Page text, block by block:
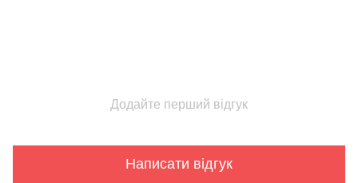
Додайте перший відгук
Написати відгук